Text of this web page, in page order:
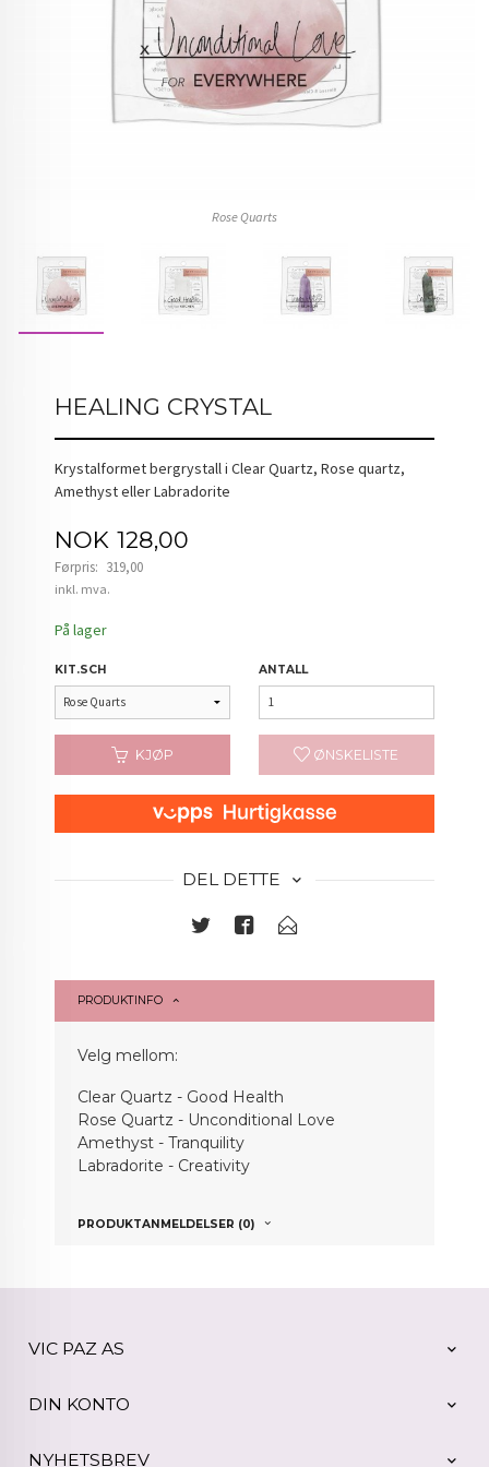
Rose Quarts
HEALING CRYSTAL
Krystalformet bergrystall i Clear Quartz, Rose quartz,
Amethyst eller Labradorite
Tilbud
NOK 128,00
Førpris: 319,00
Rabatt
inkl. mva.
På lager
KIT.SCH ANTALL
KJØP ØNSKELISTE
DEL DETTE
PRODUKTINFO
Velg mellom:
Clear Quartz - Good Health
Rose Quartz - Unconditional Love
Amethyst - Tranquility
Labradorite - Creativity
PRODUKTANMELDELSER (0)
VIC PAZ AS
DIN KONTO
NYHETSBREV